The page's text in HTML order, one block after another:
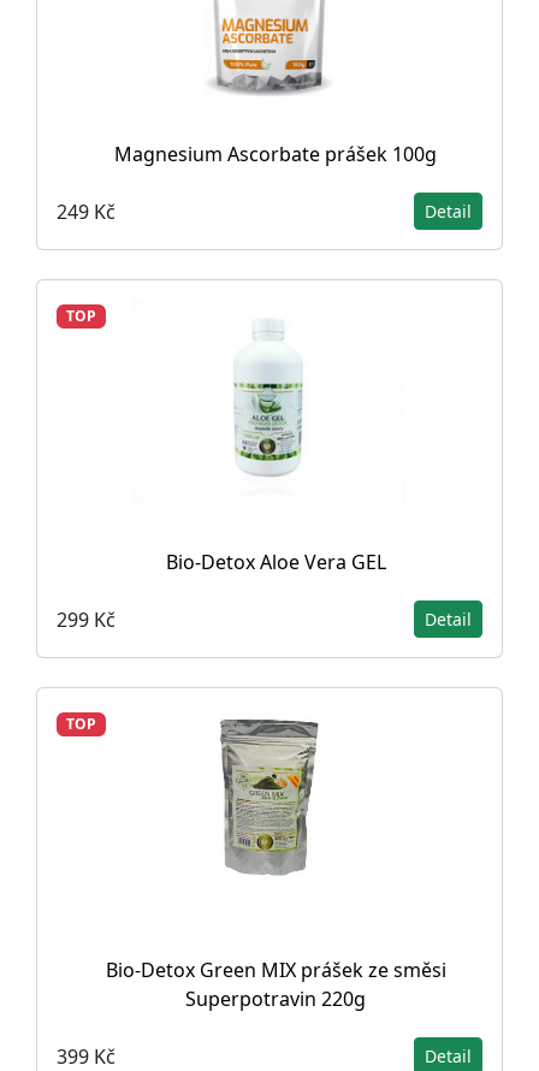
Magnesium Ascorbate prášek 100g
249 Kč Detail
TOP
Bio-Detox Aloe Vera GEL
299 Kč Detail
TOP
Bio-Detox Green MIX prášek ze směsi
Superpotravin 220g
399 Kč Detail